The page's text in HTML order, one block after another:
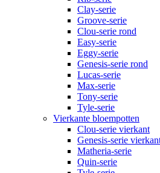
Clay-serie
Groove-serie
Clou-serie rond
Easy-serie
Eggy-serie
Genesis-serie rond
Lucas-serie
Max-serie
Tony-serie
Tyle-serie
Vierkante bloempotten
Clou-serie vierkant
Genesis-serie
Matheria-serie
Quin-serie